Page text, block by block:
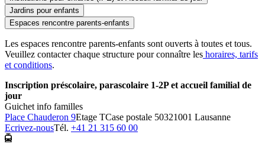
Jardins pour enfants
Espaces rencontre parents-enfants
Les espaces rencontre parents-enfants sont ouverts à toutes et tous.
Veuillez contacter chaque structure pour connaître les horaires, tarifs
et conditions.
Inscription préscolaire, parascolaire 1-2P et accueil familial de
jour
Guichet info familles
Place Chauderon 9Etage TCase postale 50321001 Lausanne
Ecrivez-nousTél. +41 21 315 60 00